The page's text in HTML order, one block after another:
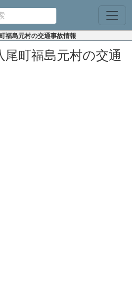
福島元村の交通事故情報
尾町福島元村の交通